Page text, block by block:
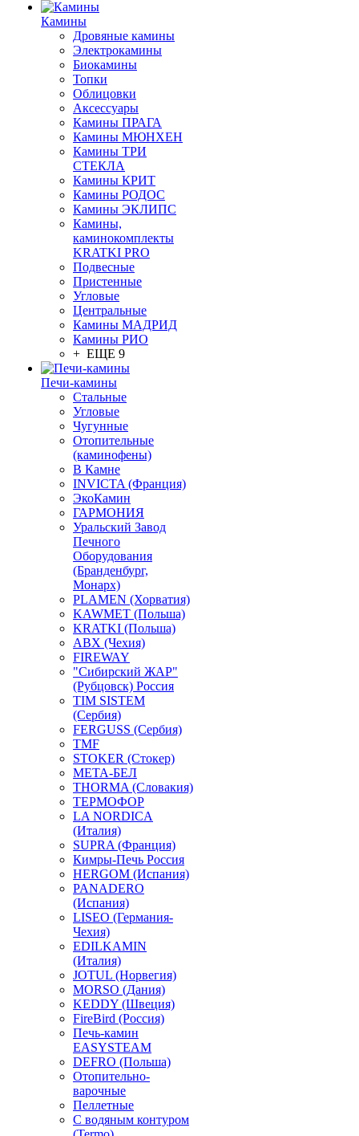
Камины
Дровяные камины
Электрокамины
Биокамины
Топки
Облицовки
Аксессуары
Камины ПРАГА
Камины МЮНХЕН
Камины ТРИ
СТЕКЛА
Камины КРИТ
Камины РОДОС
Камины ЭКЛИПС
Камины,
каминокомплекты
KRATKI PRO
Подвесные
Пристенные
Угловые
Центральные
Камины МАДРИД
Камины РИО
+ ЕЩЕ 9
Печи-камины
Стальные
Угловые
Чугунные
Отопительные
(каминофены)
В Камне
INVICTA (Франция)
ЭкоКамин
ГАРМОНИЯ
Уральский Завод
Печного
Оборудования
(Бранденбург,
Монарх)
PLAMEN (Хорватия)
KAWMET (Польша)
KRATKI (Польша)
ABX (Чехия)
FIREWAY
"Сибирский ЖАР"
(Рубцовск) Россия
TIM SISTEM
(Сербия)
FERGUSS (Сербия)
TMF
STOKER (Стокер)
МЕТА-БЕЛ
THORMA (Словакия)
ТЕРМОФОР
LA NORDICA
(Италия)
SUPRA (Франция)
Кимры-Печь Россия
HERGOM (Испания)
PANADERO
(Испания)
LISEO (Германия-
Чехия)
EDILKAMIN
(Италия)
JOTUL (Норвегия)
MORSO (Дания)
KEDDY (Швеция)
FireBird (Россия)
Печь-камин
EASYSTEAM
DEFRO (Польша)
Отопительно-
варочные
Пеллетные
С водяным контуром